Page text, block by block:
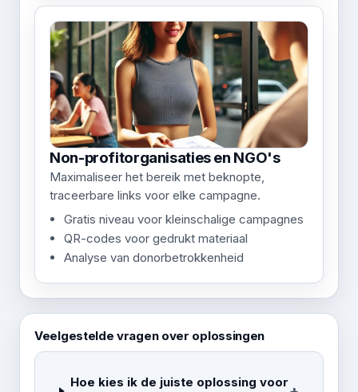
Non-profitorganisaties en NGO's
Maximaliseer het bereik met beknopte,
traceerbare links voor elke campagne.
Gratis niveau voor kleinschalige campagnes
QR-codes voor gedrukt materiaal
Analyse van donorbetrokkenheid
Veelgestelde vragen over oplossingen
Hoe kies ik de juiste oplossing voor